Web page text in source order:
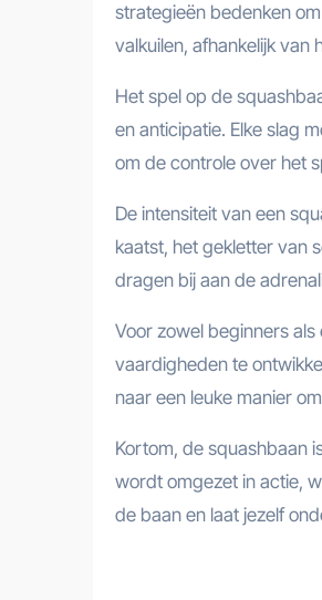
strategieën bedenken
valkuilen, afhankelijk van
Het spel op de
en anticipatie. Elke slag
om de controle over het
De intensiteit van een
kaatst, het gekletter van
dragen bij aan de
Voor zowel beginners
vaardigheden te
naar een leuke manier
Kortom, de squashbaan
wordt omgezet in actie,
de baan en laat jezelf